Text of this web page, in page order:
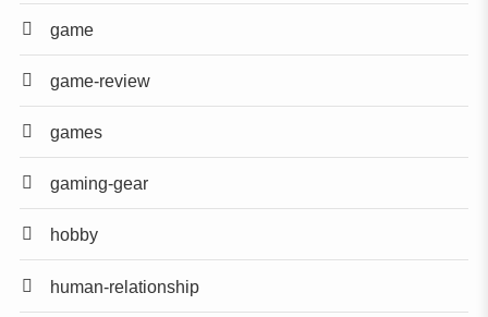
game
game-review
games
gaming-gear
hobby
human-relationship